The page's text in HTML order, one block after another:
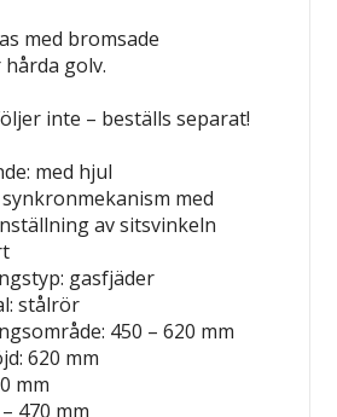
med bromsade
golv.
inte – beställs separat!
med hjul
med
av sitsvinkeln
gasfjäder
stålrör
450 – 620 mm
620 mm
mm
470 mm